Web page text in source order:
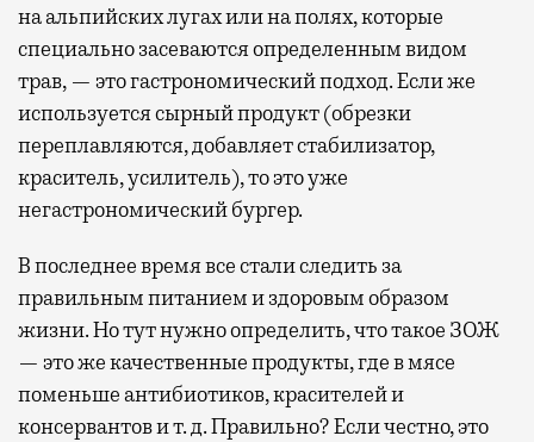
на альпийских лугах или на полях, которые
специально засеваются определенным видом
трав, — это гастрономический подход. Если же
используется сырный продукт (обрезки
переплавляются, добавляет стабилизатор,
краситель, усилитель), то это уже
негастрономический бургер.
В последнее время все стали следить за
правильным питанием и здоровым образом
жизни. Но тут нужно определить, что такое ЗОЖ
— это же качественные продукты, где в мясе
поменьше антибиотиков, красителей и
консервантов и т. д. Правильно? Если честно, это